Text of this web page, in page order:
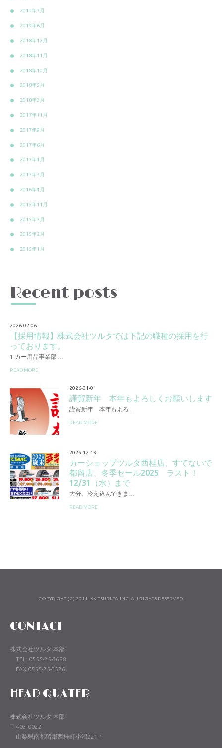
2019年7月
2019年6月
2018年12月
2018年11月
2018年10月
2018年5月
2018年3月
2017年11月
2017年9月
2017年6月
2017年4月
2017年3月
2016年4月
2015年11月
2015年3月
2015年2月
2015年1月
Recent posts
2026-02-06
【採用情報】株式会社ツルタでは下記の職種の採用を行
っております。
1.カー用品事業部 …
READ MORE
2026-01-01
謹賀新年 本年もよろしくお願いします
謹賀新年 本年もよろ…
READ MORE
2025-12-13
カーショップツルタ西桂店、すてないで
都留店、冬季セール2025 ラスト！
12/31（水）まで
大分、冷え込んできま…
READ MORE
COPYRIGHT (C) 2014- KK-TSURUTA,INC. ALLRIGHTS RESERVED.
CONTACT
株式会社ツルタ 本部
TEL: 0555-25-3688
FAX:0555-25-3526
HEAD QUATER
株式会社ツルタ 本部
〒403-0022
山梨県南都留郡西桂町小沼221-1